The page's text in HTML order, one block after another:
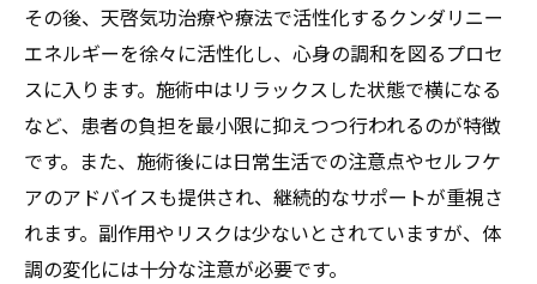
天啓気功治療や療法で活性化するクンダリ
ニー覚醒を感じた体験談の具体例を紹介
施術で得られる安心感と精神的支えについ
て
エネルギー療法(天啓気功治療や療法)による
前向きな生活変化を考察
天啓気功治療法ならではの適応と限界解説
その後、天啓気功治療や療法で活性化するクンダリニー
エネルギーを徐々に活性化し、心身の調和を図るプロセ
スに入ります。施術中はリラックスした状態で横になる
など、患者の負担を最小限に抑えつつ行われるのが特徴
です。また、施術後には日常生活での注意点やセルフケ
アのアドバイスも提供され、継続的なサポートが重視さ
れます。副作用やリスクは少ないとされていますが、体
調の変化には十分な注意が必要です。